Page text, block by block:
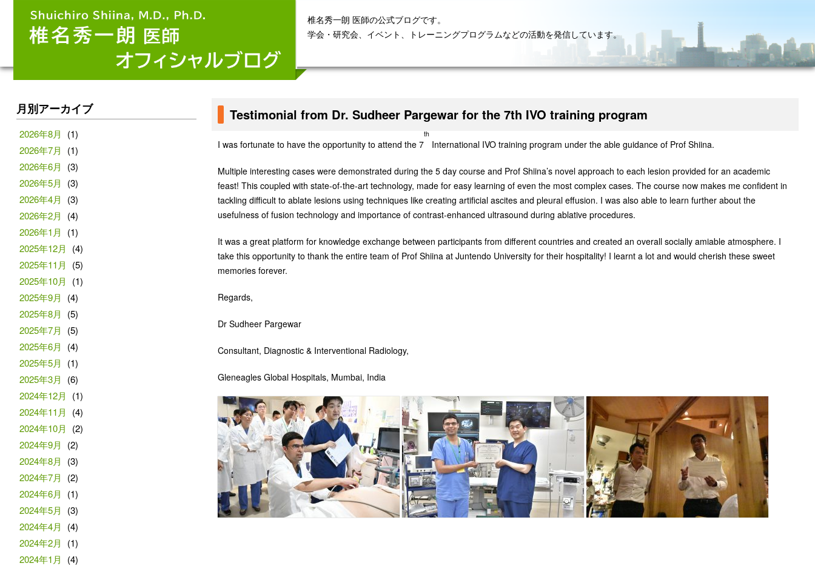
椎名秀一朗 医師の公式ブログです。
学会・研究会、イベント、トレーニングプログラムなどの活動を発信しています。
Testimonial from Dr. Sudheer Pargewar for the 7th IVO training program
I was fortunate to have the opportunity to attend the 7
th
International IVO training program under the able guidance of Prof Shiina.
Multiple interesting cases were demonstrated during the 5 day course and Prof Shiina’s novel approach to each lesion provided for an academic
feast! This coupled with state-of-the-art technology, made for easy learning of even the most complex cases. The course now makes me confident in
tackling difficult to ablate lesions using techniques like creating artificial ascites and pleural effusion. I was also able to learn further about the
usefulness of fusion technology and importance of contrast-enhanced ultrasound during ablative procedures.
It was a great platform for knowledge exchange between participants from different countries and created an overall socially amiable atmosphere. I
take this opportunity to thank the entire team of Prof Shiina at Juntendo University for their hospitality! I learnt a lot and would cherish these sweet
memories forever.
Regards,
Dr Sudheer Pargewar
Consultant, Diagnostic & Interventional Radiology,
Gleneagles Global Hospitals, Mumbai, India
月別アーカイブ
2026年8月
(1)
2026年7月
(1)
2026年6月
(3)
2026年5月
(3)
2026年4月
(3)
2026年2月
(4)
2026年1月
(1)
2025年12月
(4)
2025年11月
(5)
2025年10月
(1)
2025年9月
(4)
2025年8月
(5)
2025年7月
(5)
2025年6月
(4)
2025年5月
(1)
2025年3月
(6)
2024年12月
(1)
2024年11月
(4)
2024年10月
(2)
2024年9月
(2)
2024年8月
(3)
2024年7月
(2)
2024年6月
(1)
2024年5月
(3)
2024年4月
(4)
2024年2月
(1)
2024年1月
(4)